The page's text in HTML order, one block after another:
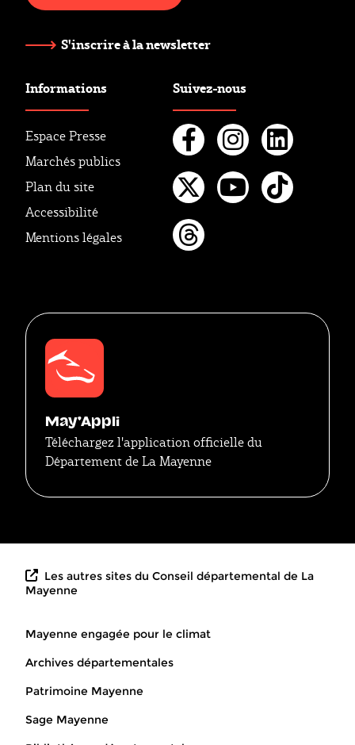
S'inscrire à la newsletter
Informations
Espace Presse
Marchés publics
Plan du site
Accessibilité
Mentions légales
Suivez-nous
Facebook
Twitter
May'Appli
Téléchargez l'application officielle du
Département de La Mayenne
Les autres sites du Conseil départemental de La
Mayenne
Mayenne engagée pour le climat
Archives départementales
Patrimoine Mayenne
Sage Mayenne